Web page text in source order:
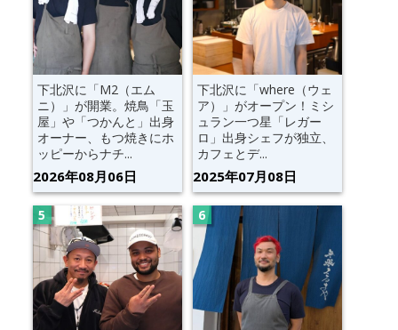
下北沢に「M2（エム
ニ）」が開業。焼鳥「玉
屋」や「つかんと」出身
オーナー、もつ焼きにホ
ッピーからナチ...
2026年08月06日
下北沢に「where（ウェ
ア）」がオープン！ミシ
ュラン一つ星「レガー
ロ」出身シェフが独立、
カフェとデ...
2025年07月08日